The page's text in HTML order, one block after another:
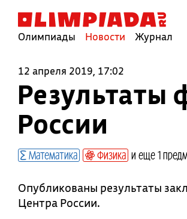
Олимпиады Новости Журнал
12 апреля 2019, 17:02
России
Математика Физика и еще 1
Опубликованы результаты
Центра России.